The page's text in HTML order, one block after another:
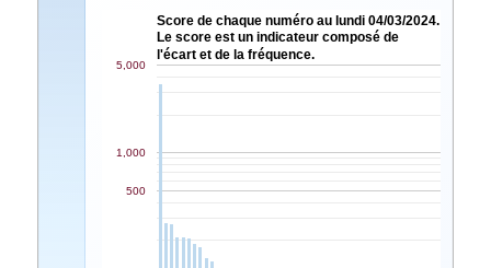
Score de chaque numéro au lundi 04/03/2024.
Le score est un indicateur composé de
l'écart et de la fréquence.
500
1,000
5,000